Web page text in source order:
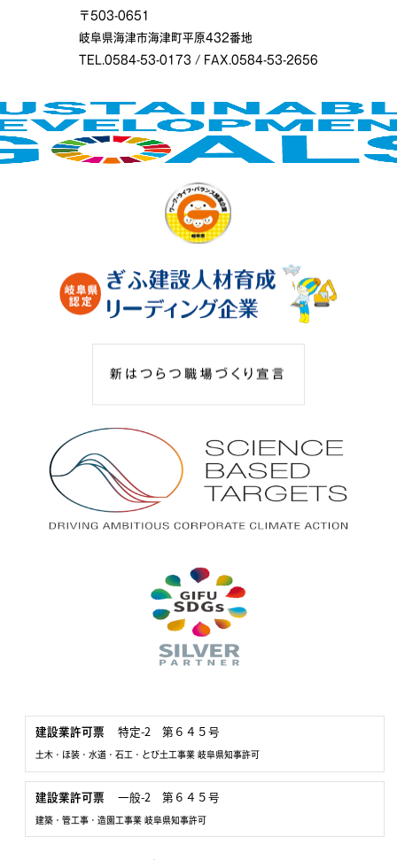
〒503-0651
岐阜県海津市海津町平原432番地
TEL.0584-53-0173 / FAX.0584-53-2656
建設業許可票 特定-2 第６４５号
土木・ほ装・水道・石工・とび土工事業 岐阜県知事許可
建設業許可票 一般-2 第６４５号
建築・管工事・造園工事業 岐阜県知事許可